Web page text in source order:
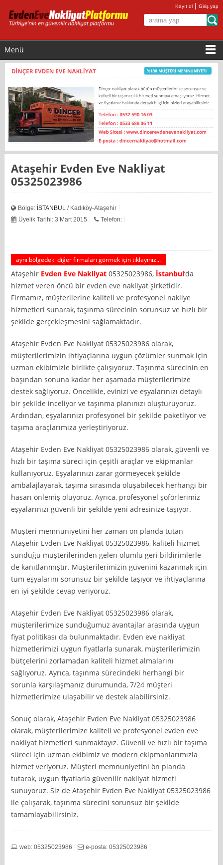
Kayıt ol |Giriş yap
Menü
Ataşehir Evden Eve Nakliyat
05325023986
Bölge: İSTANBUL / Kadıköy-Ataşehir
Üyelik Tarihi: 3 Mart 2015
Telefon:
aynı bölgedeki diğer firmaları görmek için tıklayınız...
Ataşehir Evden Eve Nakliyat 05325023986, İstanbul‘da
hizmet veren öncü bir evden eve nakliyat şirketidir.
Firmamız, müşterilerine kaliteli ve profesyonel nakliye
hizmetleri sunarak, taşınma sürecinin sorunsuz ve hızlı bir
şekilde gerçekleşmesini sağlamaktadır.
Ataşehir Evden Eve Nakliyat 05325023986 olarak,
müşterilerimizin ihtiyaçlarına uygun çözümler sunmak için
uzman ekibimizle birlikte çalışıyoruz. Taşınma sürecinin en
başından sonuna kadar her aşamada müşterilerimize
destek sağlıyoruz. Öncelikle, evinizi ve eşyalarınızı detaylı
bir şekilde inceliyor ve taşınma planınızı oluşturuyoruz.
Ardından, eşyalarınızı profesyonel bir şekilde paketliyor ve
taşıma araçlarımıza yerleştiriyoruz.
Ataşehir Evden Eve Nakliyat 05325023986 olarak, güvenli ve
hızlı bir taşıma süreci için çeşitli araçlar ve ekipmanlar
kullanıyoruz. Eşyalarınızı zarar görmeyecek şekilde
ambalajlayarak, taşıma sırasında oluşabilecek herhangi bir
hasarı önlemiş oluyoruz. Ayrıca, profesyonel şoförlerimiz
eşyalarınızı güvenli bir şekilde yeni adresinize taşıyor.
Müşteri memnuniyetini her zaman ön planda tutan
Ataşehir Evden Eve Nakliyat 05325023986, kaliteli hizmet
sunduğu müşterilerinden gelen olumlu geri bildirimlerle
de kanıtlanmıştır. Müşterilerimizin güvenini kazanmak için
tüm eşyalarını sorunsuz bir şekilde taşıyor ve ihtiyaçlarına
en iyi şekilde cevap veriyoruz.
Ataşehir Evden Eve Nakliyat 05325023986 olarak,
müşterilerimize sunduğumuz avantajlar arasında uygun
fiyat politikası da bulunmaktadır. Evden eve nakliyat
hizmetlerimizi uygun fiyatlarla sunarak, müşterilerimizin
bütçelerini zorlamadan kaliteli hizmet almalarını
sağlıyoruz. Ayrıca, taşınma sürecindeki herhangi bir
sorunla karşılaşmanız durumunda, 7/24 müşteri
hizmetlerimize ulaşabilir ve destek alabilirsiniz.
Sonuç olarak, Ataşehir Evden Eve Nakliyat 05325023986
olarak, müşterilerimize kaliteli ve profesyonel evden eve
nakliyat hizmetleri sunmaktayız. Güvenli ve hızlı bir taşıma
süreci için uzman ekibimiz ve modern ekipmanlarımızla
hizmet veriyoruz. Müşteri memnuniyetini ön planda
tutarak, uygun fiyatlarla güvenilir nakliyat hizmeti
sunuyoruz. Siz de Ataşehir Evden Eve Nakliyat 05325023986
ile çalışarak, taşınma sürecini sorunsuz bir şekilde
tamamlayabilirsiniz.
web: 05325023986 e-posta: 05325023986